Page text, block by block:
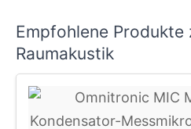
Empfohlene
Raumakustik